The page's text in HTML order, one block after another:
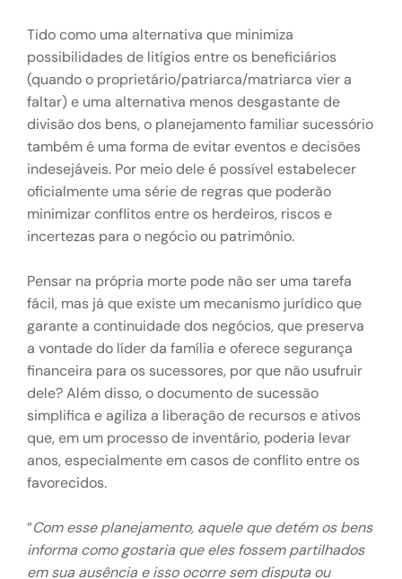
Tido como uma alternativa que minimiza
possibilidades de litígios entre os beneficiários
(quando o proprietário/patriarca/matriarca vier a
faltar) e uma alternativa menos desgastante de
divisão dos bens, o planejamento familiar sucessório
também é uma forma de evitar eventos e decisões
indesejáveis. Por meio dele é possível estabelecer
oficialmente uma série de regras que poderão
minimizar conflitos entre os herdeiros, riscos e
incertezas para o negócio ou patrimônio.
Pensar na própria morte pode não ser uma tarefa
fácil, mas já que existe um mecanismo jurídico que
garante a continuidade dos negócios, que preserva
a vontade do líder da família e oferece segurança
financeira para os sucessores, por que não usufruir
dele? Além disso, o documento de sucessão
simplifica e agiliza a liberação de recursos e ativos
que, em um processo de inventário, poderia levar
anos, especialmente em casos de conflito entre os
favorecidos.
“Com esse planejamento, aquele que detém os bens
informa como gostaria que eles fossem partilhados
em sua ausência e isso ocorre sem disputa ou